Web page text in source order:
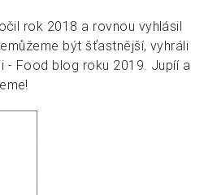
rok 2018 a rovnou vyhlásil
být šťastnější, vyhráli
- Food blog roku 2019. Jupíí a